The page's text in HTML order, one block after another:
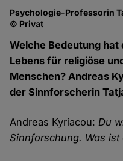
Psychologie-Professorin
© Privat
Welche Bedeutung hat
Lebens für religiöse
Menschen? Andreas
der Sinnforscherin
Andreas Kyriacou:Du
Sinnforschung. Was ist